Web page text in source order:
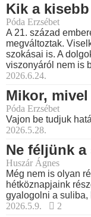
Kik a
Póda Erzsébet
A 21. század
megváltoztak.
szokásai is. A
viszonyáról nem is
2026.6.24.
Mikor,
Póda Erzsébet
Vajon be tudjuk
2026.5.28.
Ne féljünk a
Huszár Ágnes
Még nem is olyan
hétköznapjaink
gyalogolni a suliba,
2026.5.9.
2